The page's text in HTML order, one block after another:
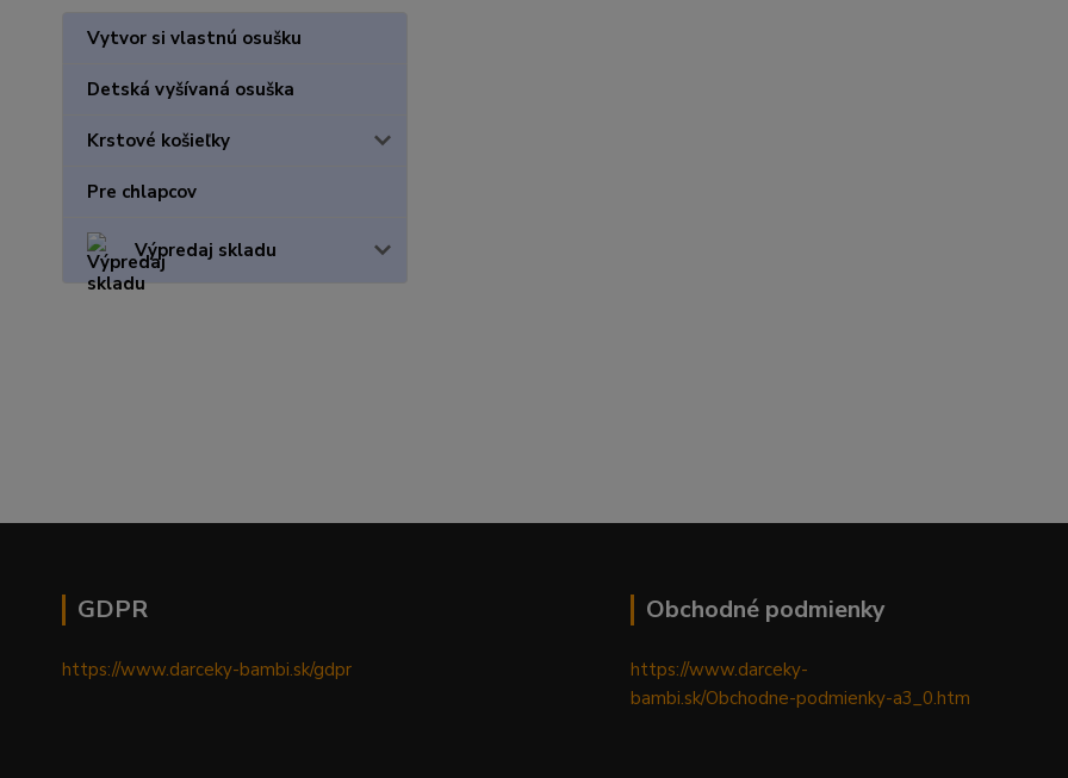
Vytvor si vlastnú osušku
Detská vyšívaná osuška
Krstové košieľky
Pre chlapcov
Výpredaj skladu
GDPR
https://www.darceky-bambi.sk/gdpr
Obchodné podmienky
https://www.darceky-
bambi.sk/Obchodne-podmienky-a3_0.htm